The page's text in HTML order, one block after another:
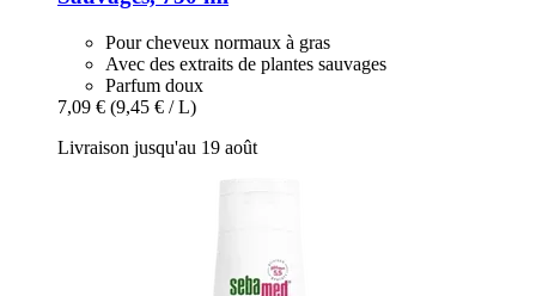
Pour cheveux normaux à gras
Avec des extraits de plantes sauvages
Parfum doux
7,09 € (9,45 € / L)
Livraison jusqu'au 19 août